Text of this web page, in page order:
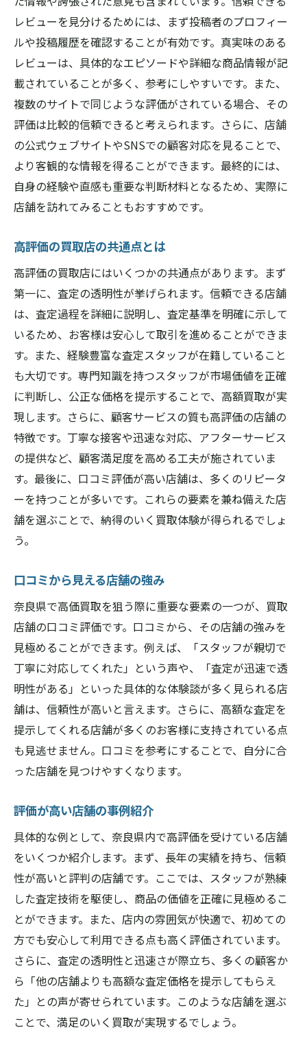
レビューを見分けるためには、まず投稿者のプロフィー
ルや投稿履歴を確認することが有効です。真実味のある
レビューは、具体的なエピソードや詳細な商品情報が記
載されていることが多く、参考にしやすいです。また、
複数のサイトで同じような評価がされている場合、その
評価は比較的信頼できると考えられます。さらに、店舗
の公式ウェブサイトやSNSでの顧客対応を見ることで、
より客観的な情報を得ることができます。最終的には、
自身の経験や直感も重要な判断材料となるため、実際に
店舗を訪れてみることもおすすめです。
高評価の買取店の共通点とは
高評価の買取店にはいくつかの共通点があります。まず
第一に、査定の透明性が挙げられます。信頼できる店舗
は、査定過程を詳細に説明し、査定基準を明確に示して
いるため、お客様は安心して取引を進めることができま
す。また、経験豊富な査定スタッフが在籍していること
も大切です。専門知識を持つスタッフが市場価値を正確
に判断し、公正な価格を提示することで、高額買取が実
現します。さらに、顧客サービスの質も高評価の店舗の
特徴です。丁寧な接客や迅速な対応、アフターサービス
の提供など、顧客満足度を高める工夫が施されていま
す。最後に、口コミ評価が高い店舗は、多くのリピータ
ーを持つことが多いです。これらの要素を兼ね備えた店
舗を選ぶことで、納得のいく買取体験が得られるでしょ
う。
口コミから見える店舗の強み
奈良県で高価買取を狙う際に重要な要素の一つが、買取
店舗の口コミ評価です。口コミから、その店舗の強みを
見極めることができます。例えば、「スタッフが親切で
丁寧に対応してくれた」という声や、「査定が迅速で透
明性がある」といった具体的な体験談が多く見られる店
舗は、信頼性が高いと言えます。さらに、高額な査定を
提示してくれる店舗が多くのお客様に支持されている点
も見逃せません。口コミを参考にすることで、自分に合
った店舗を見つけやすくなります。
評価が高い店舗の事例紹介
具体的な例として、奈良県内で高評価を受けている店舗
をいくつか紹介します。まず、長年の実績を持ち、信頼
性が高いと評判の店舗です。ここでは、スタッフが熟練
した査定技術を駆使し、商品の価値を正確に見極めるこ
とができます。また、店内の雰囲気が快適で、初めての
方でも安心して利用できる点も高く評価されています。
さらに、査定の透明性と迅速さが際立ち、多くの顧客か
ら「他の店舗よりも高額な査定価格を提示してもらえ
た」との声が寄せられています。このような店舗を選ぶ
ことで、満足のいく買取が実現するでしょう。